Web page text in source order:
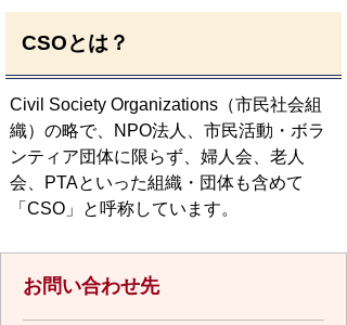
CSOとは？
Civil Society Organizations（市民社会組
織）の略で、NPO法人、市民活動・ボラ
ンティア団体に限らず、婦人会、老人
会、PTAといった組織・団体も含めて
「CSO」と呼称しています。
お問い合わせ先